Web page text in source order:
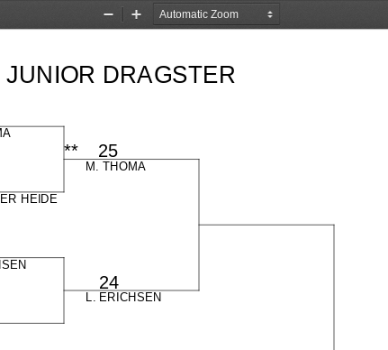
Zoom
Zoom
JUNIOR DRAGSTER
HEIDE
**
    25
M. THOMA
       2
4
L. ERICHSEN